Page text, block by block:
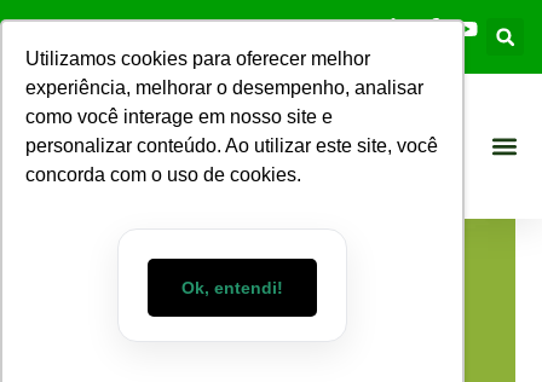
Utilizamos cookies para oferecer melhor
experiência, melhorar o desempenho, analisar
como você interage em nosso site e
personalizar conteúdo. Ao utilizar este site, você
concorda com o uso de cookies.
Ok, entendi!